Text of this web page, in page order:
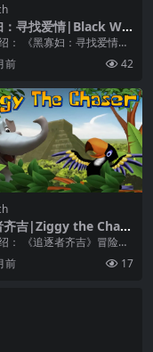
：寻找爱情|Black Wid
for Love
： 《黑寡妇：寻找爱情》
趣的策略游戏，玩家通过
来推进游戏...
前 42
齐吉|Ziggy the Chase
： 《追逐者齐吉》冒险游
级别充满纯粹的乐趣！收
域中的所有...
前 17